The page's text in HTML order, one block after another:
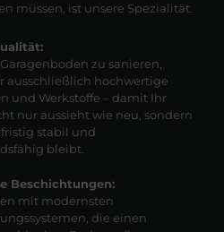
müssen, ist unsere Spezialität.
zu sanieren,
ausschließlich hochwertige
und Werkstoffe – damit Ihr
nur aussieht wie neu, sondern
stabil und
bleibt.
Beschichtungen:
mit modernsten
die einen